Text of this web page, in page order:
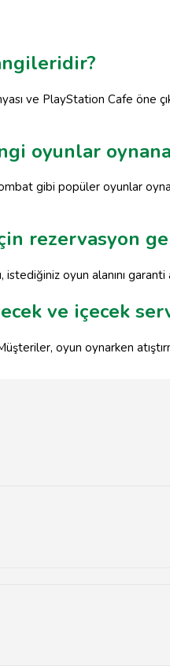
ve PlayStation Cafe öne
oyunlar
gibi popüler oyunlar
rezervasyon
oyun alanını garanti
ve içecek
oyun oynarken